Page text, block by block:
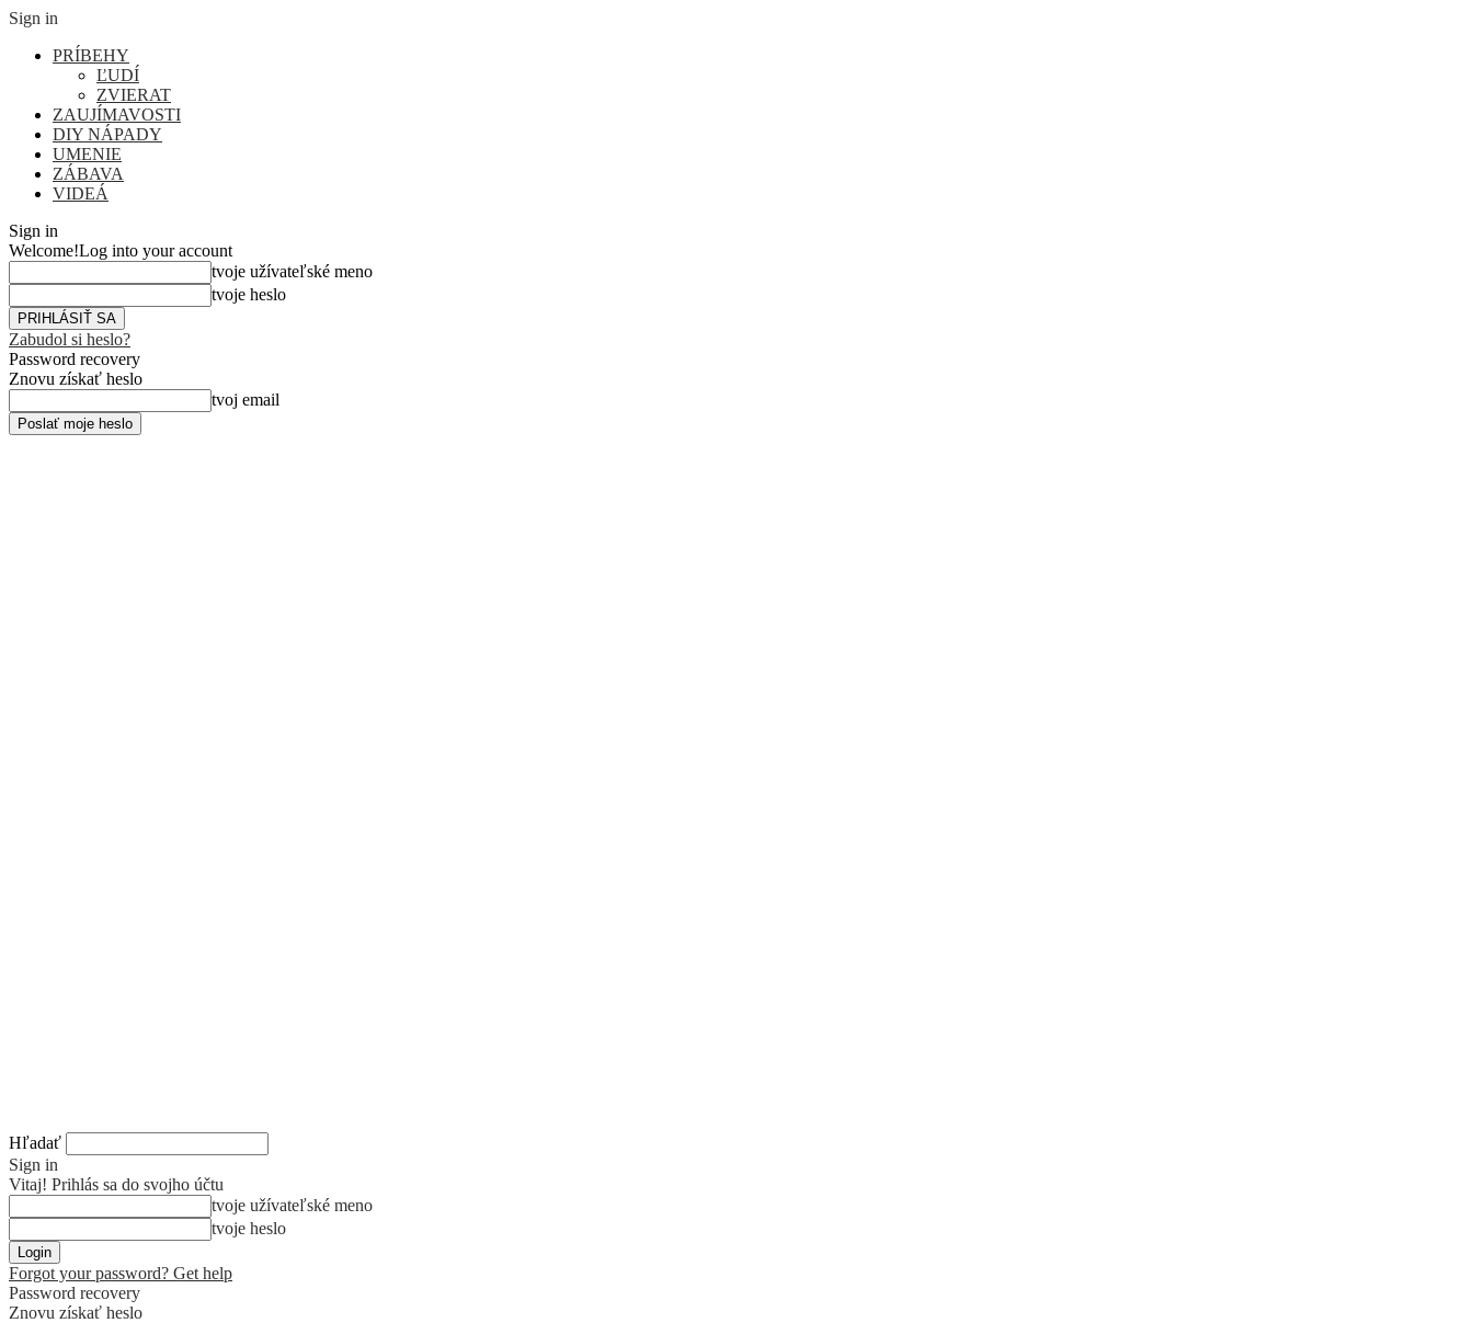
Sign in
PRÍBEHY
ĽUDÍ
ZVIERAT
ZAUJÍMAVOSTI
DIY NÁPADY
UMENIE
ZÁBAVA
VIDEÁ
Sign in
Welcome!Log into your account
tvoje užívateľské meno
tvoje heslo
Zabudol si heslo?
Password recovery
Znovu získať heslo
tvoj email
Hľadať
Sign in
Vitaj! Prihlás sa do svojho účtu
tvoje užívateľské meno
tvoje heslo
Forgot your password? Get help
Password recovery
Znovu získať heslo